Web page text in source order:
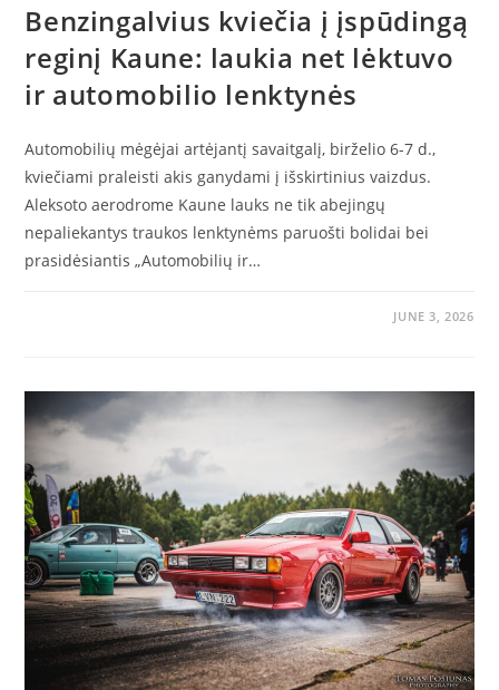
Benzingalvius kviečia į įspūdingą
reginį Kaune: laukia net lėktuvo
ir automobilio lenktynės
Automobilių mėgėjai artėjantį savaitgalį, birželio 6-7 d.,
kviečiami praleisti akis ganydami į išskirtinius vaizdus.
Aleksoto aerodrome Kaune lauks ne tik abejingų
nepaliekantys traukos lenktynėms paruošti bolidai bei
prasidėsiantis „Automobilių ir…
JUNE 3, 2026